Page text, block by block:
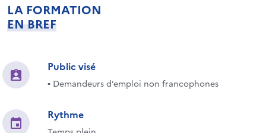
LA FORMATION
EN BREF
Public visé
▪ Demandeurs d’emploi non francophones
Rythme